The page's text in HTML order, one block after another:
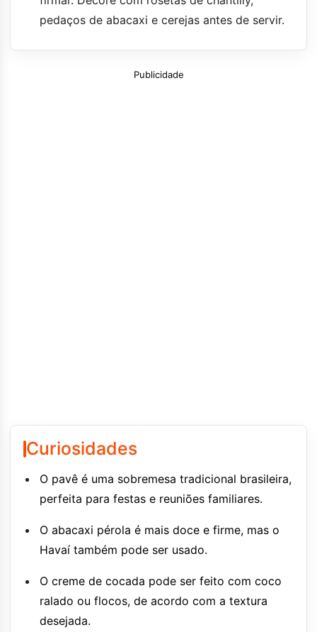
pedaços de abacaxi e cerejas antes de servir.
Publicidade
Curiosidades
O pavê é uma sobremesa tradicional brasileira,
perfeita para festas e reuniões familiares.
O abacaxi pérola é mais doce e firme, mas o
Havaí também pode ser usado.
O creme de cocada pode ser feito com coco
ralado ou flocos, de acordo com a textura
desejada.